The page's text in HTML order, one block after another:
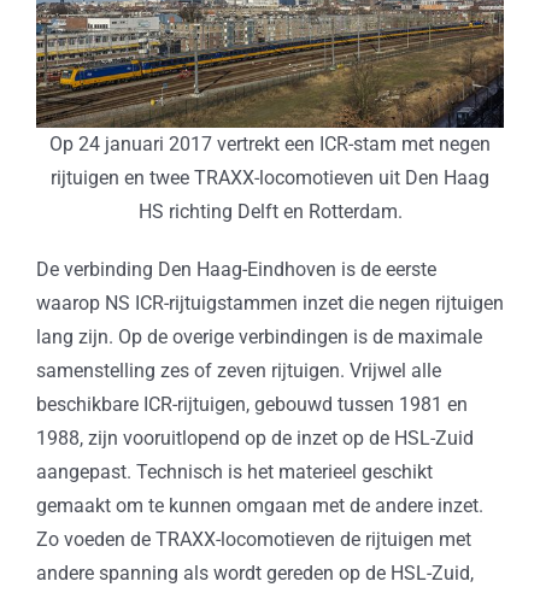
Op 24 januari 2017 vertrekt een ICR-stam met negen
rijtuigen en twee TRAXX-locomotieven uit Den Haag
HS richting Delft en Rotterdam.
De verbinding Den Haag-Eindhoven is de eerste
waarop NS ICR-rijtuigstammen inzet die negen rijtuigen
lang zijn. Op de overige verbindingen is de maximale
samenstelling zes of zeven rijtuigen. Vrijwel alle
beschikbare ICR-rijtuigen, gebouwd tussen 1981 en
1988, zijn vooruitlopend op de inzet op de HSL-Zuid
aangepast. Technisch is het materieel geschikt
gemaakt om te kunnen omgaan met de andere inzet.
Zo voeden de TRAXX-locomotieven de rijtuigen met
andere spanning als wordt gereden op de HSL-Zuid,